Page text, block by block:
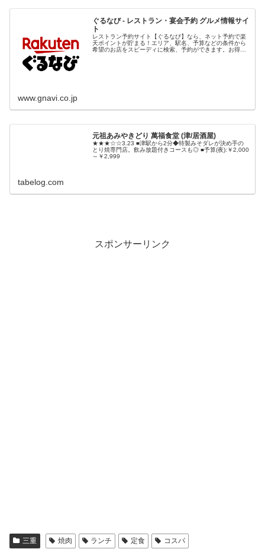
ぐるなび - レストラン・宴会予約 グルメ情報サイ
ト
レストラン予約サイト【ぐるなび】なら、ネット予約で楽
天ポイントが貯まる！エリア、駅名、予算などの条件から
希望のお店をスピーディに検索、予約ができます。お得な
www.gnavi.co.jp
元祖あみやきどり 萬福食堂 (津/居酒屋)
★★★☆☆3.23 ■津駅から2分◆特製みそダレが決め手の
とり焼専門店。飲み放題付きコースも◎ ■予算(夜):￥2,000
～￥2,999
tabelog.com
スポンサーリンク
三重 焼肉 ランチ 定食 コスパ